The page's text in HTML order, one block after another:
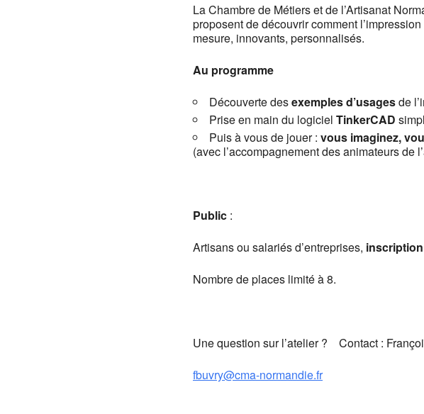
La Chambre de Métiers et de l’Artisanat
proposent de découvrir comment
mesure, innovants, personnalisés.
Au programme
Découverte desexemples d’usagesde
Prise en main du logiciel TinkerCAD
Puis à vous de jouer : vous imaginez,
(avec l’accompagnement des animateurs de
Public :
Artisans ou salariés d’entreprises, inscription
Nombre de places limité à 8.
Une question sur l’atelier ? Contact :
fbuvry@cma-normandie.fr